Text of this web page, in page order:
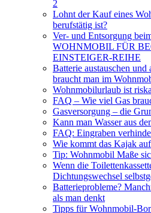
2
Lohnt der Kauf eines
berufstätig ist?
Ver- und Entsorgung
WOHNMOBIL FÜR
EINSTEIGER-REIHE
Batterie austauschen
braucht man im
Wohnmobilurlaub ist
FAQ – Wie viel Gas
Gasversorgung – die
Kann man Wasser aus
FAQ: Eingraben
Wie kommt das Kajak
Tip: Wohnmobil Maße
Wenn die
Dichtungswechsel
Batterieprobleme?
als man denkt
Tipps für Wohnmobil-